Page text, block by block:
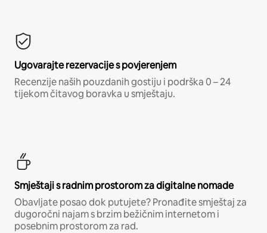
Ugovarajte rezervacije s povjerenjem
Recenzije naših pouzdanih gostiju i podrška 0 – 24
tijekom čitavog boravka u smještaju.
Smještaji s radnim prostorom za digitalne nomade
Obavljate posao dok putujete? Pronađite smještaj za
dugoročni najam s brzim bežičnim internetom i
posebnim prostorom za rad.